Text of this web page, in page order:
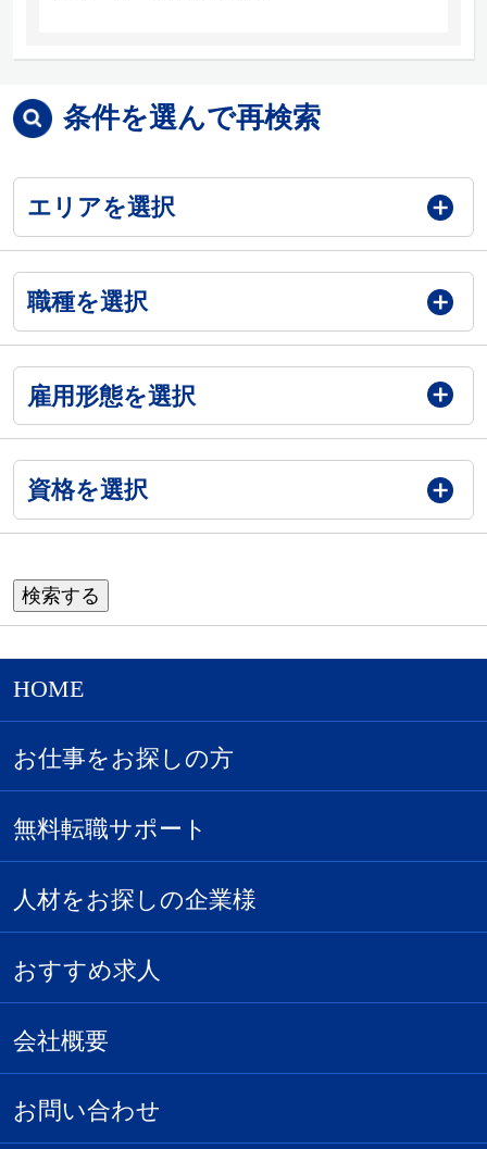
条件を選んで再検索
エリアを選択
職種を選択
雇用形態を選択
資格を選択
HOME
お仕事をお探しの方
無料転職サポート
人材をお探しの企業様
おすすめ求人
会社概要
お問い合わせ